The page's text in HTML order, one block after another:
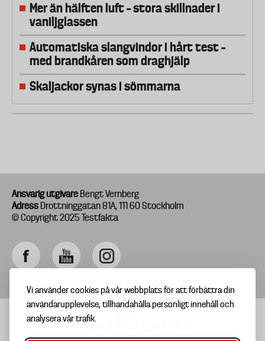
Vi använder cookies på vår webbplats för att förbättra din
användarupplevelse, tillhandahålla personligt innehåll och
analysera vår trafik.
Mer än hälften luft – stora skillnader i
vaniljglassen
Automatiska slangvindor i hårt test –
med brandkåren som draghjälp
Skaljackor synas i sömmarna
Ansvarig utgivare Bengt Vernberg
Adress Drottninggatan 81A, 111 60 Stockholm
© Copyright 2025 Testfakta